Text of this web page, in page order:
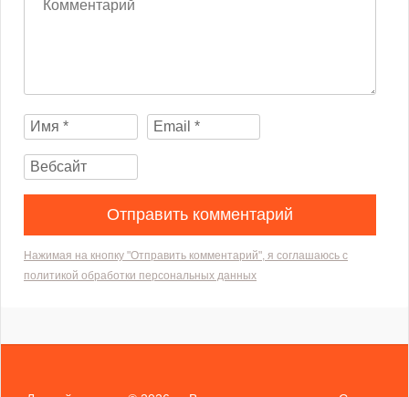
Нажимая на кнопку "Отправить комментарий", я соглашаюсь с
политикой обработки персональных данных